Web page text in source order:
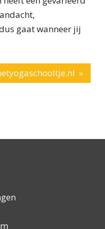
gaat wanneer jij
»
en
vriendelijk en
Wim
bedrijven
uit!!! Het